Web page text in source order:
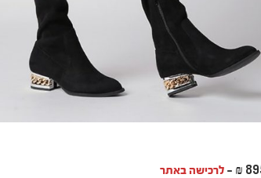
לרכישה באתר